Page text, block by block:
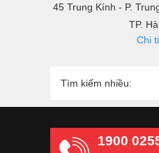
45 Trung Kính - P.
TP.
Chi
Tìm kiếm nhiều:
1900